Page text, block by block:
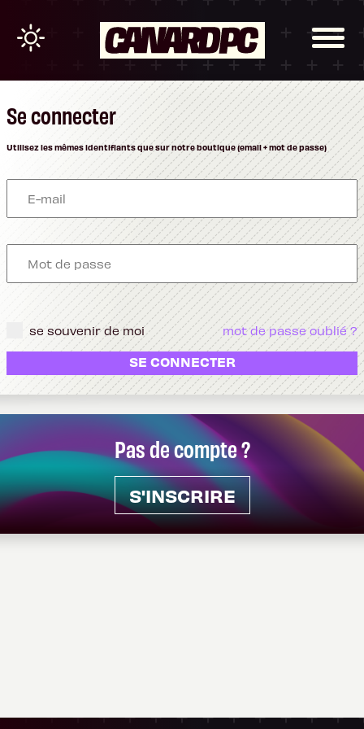
Pas de compte ?
S'INSCRIRE
Se connecter
Utilisez les mêmes identifiants que sur notre boutique (email + mot de passe)
se souvenir de moi mot de passe oublié ?
SE CONNECTER